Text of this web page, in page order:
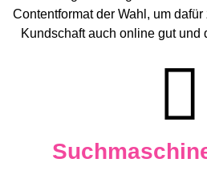
Contentformat der Wahl, um
Kundschaft auch online gut und